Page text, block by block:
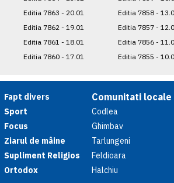
Editia 7863 - 20.01
Editia 7862 - 19.01
Editia 7861 - 18.01
Editia 7860 - 17.01
Editia 7858 -
Editia 7857 -
Editia 7856 -
Editia 7855 -
Fapt divers
Sport
Focus
Ziarul de mâine
Supliment Religios
Ortodox
Comunitati locale
Codlea
Ghimbav
Tarlungeni
Feldioara
Halchiu